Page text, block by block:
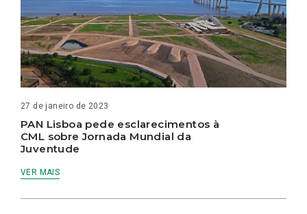
27 de janeiro de 2023
PAN Lisboa pede esclarecimentos à
CML sobre Jornada Mundial da
Juventude
VER MAIS